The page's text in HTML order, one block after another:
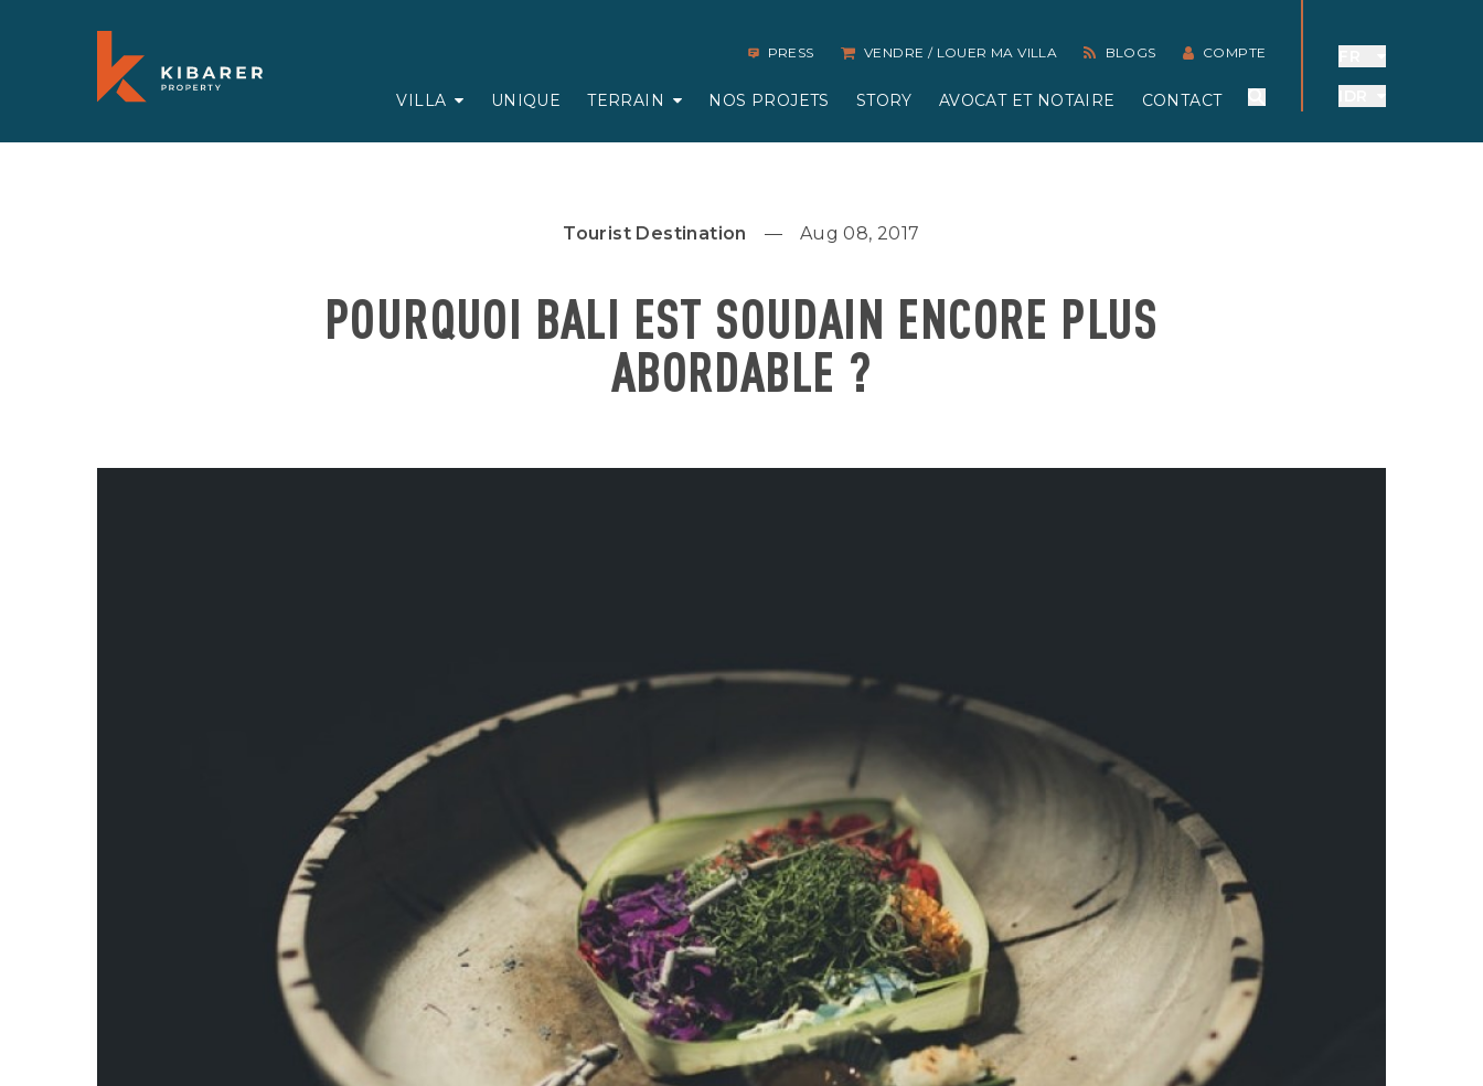
PRESS VENDRE / LOUER MA VILLA BLOGS COMPTE
VILLA UNIQUE TERRAIN NOS PROJETS STORY AVOCAT ET NOTAIRE CONTACT
Tourist Destination Aug 08, 2017
POURQUOI BALI EST SOUDAIN ENCORE PLUS
ABORDABLE ?